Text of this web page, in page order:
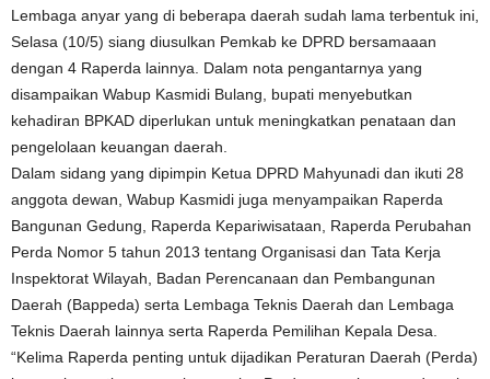
Lembaga anyar yang di beberapa daerah sudah lama terbentuk ini,
Selasa (10/5) siang diusulkan Pemkab ke DPRD bersamaaan
dengan 4 Raperda lainnya. Dalam nota pengantarnya yang
disampaikan Wabup Kasmidi Bulang, bupati menyebutkan
kehadiran BPKAD diperlukan untuk meningkatkan penataan dan
pengelolaan keuangan daerah.
Dalam sidang yang dipimpin Ketua DPRD Mahyunadi dan ikuti 28
anggota dewan, Wabup Kasmidi juga menyampaikan Raperda
Bangunan Gedung, Raperda Kepariwisataan, Raperda Perubahan
Perda Nomor 5 tahun 2013 tentang Organisasi dan Tata Kerja
Inspektorat Wilayah, Badan Perencanaan dan Pembangunan
Daerah (Bappeda) serta Lembaga Teknis Daerah dan Lembaga
Teknis Daerah lainnya serta Raperda Pemilihan Kepala Desa.
“Kelima Raperda penting untuk dijadikan Peraturan Daerah (Perda)